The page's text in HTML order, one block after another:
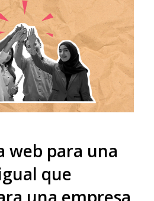
web para una
que